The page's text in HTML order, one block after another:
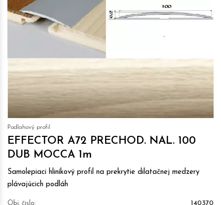
Podlahový profil
EFFECTOR A72 PRECHOD. NAL. 100
DUB MOCCA 1m
Samolepiaci hliníkový profil na prekrytie dilatačnej medzery
plávajúcich podláh
Obj. čislo: 140370